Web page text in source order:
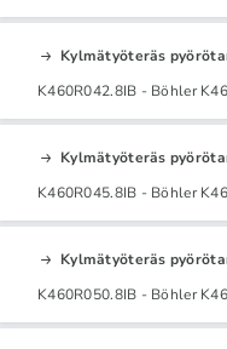
Kylmätyöteräs
K460R042.8IB - Böhler
Kylmätyöteräs
K460R045.8IB - Böhler
Kylmätyöteräs
K460R050.8IB - Böhler